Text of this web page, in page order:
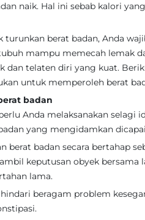
naik. Hal ini sebab kalori
turunkan berat badan, Anda
mampu memecah lemak
dan telaten diri yang kuat.
untuk memperoleh berat
badan
Anda melaksanakan selagi
yang mengidamkan
berat badan secara bertahap
keputusan obyek bersama
lama.
beragam problem